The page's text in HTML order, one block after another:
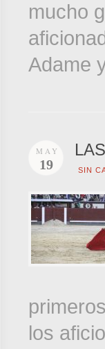
mucho
Adame
MAY
19 SIN
los